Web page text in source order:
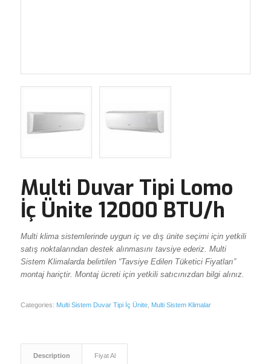
Multi Duvar Tipi Lomo
İç Ünite 12000 BTU/h
Multi klima sistemlerinde uygun iç ve dış ünite seçimi için yetkili
satış noktalarından destek alınmasını tavsiye ederiz. Multi
Sistem Klimalarda belirtilen “Tavsiye Edilen Tüketici Fiyatları”
montaj hariçtir. Montaj ücreti için yetkili satıcınızdan bilgi alınız.
Categories: Multi Sistem Duvar Tipi İç Ünite, Multi Sistem Klimalar
Description Fiyat Al